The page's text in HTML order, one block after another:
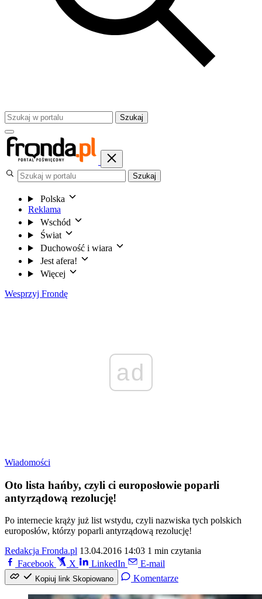
Szukaj
Szukaj
Polska
Reklama
Wschód
Świat
Duchowość i wiara
Jest afera!
Więcej
Wesprzyj Frondę
ad
Wiadomości
Oto lista hańby, czyli ci europosłowie poparli
antyrządową rezolucję!
Po internecie krąży już list wstydu, czyli nazwiska tych polskich
europosłów, którzy poparli antyrządową rezolucję!
Redakcja Fronda.pl 13.04.2016 14:03 1 min czytania
Facebook
X LinkedIn E-mail
Kopiuj link Skopiowano Komentarze